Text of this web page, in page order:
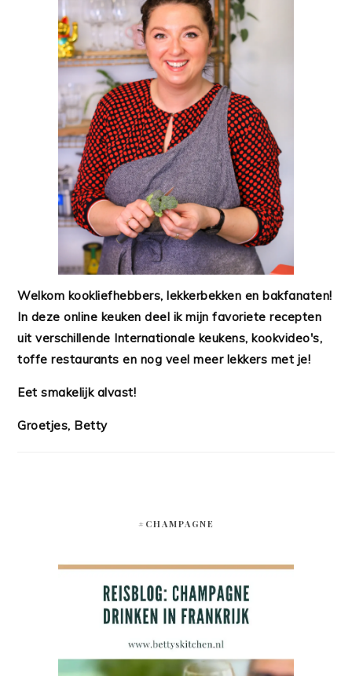
Welkom kookliefhebbers, lekkerbekken en bakfanaten!
In deze online keuken deel ik mijn favoriete recepten
uit verschillende Internationale keukens, kookvideo's,
toffe restaurants en nog veel meer lekkers met je!
Eet smakelijk alvast!
Groetjes, Betty
#CHAMPAGNE